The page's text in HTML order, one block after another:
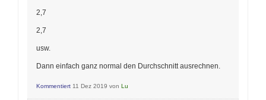
2,7
2,7
usw.
Dann einfach ganz normal den Durchschnitt ausrechnen.
Kommentiert 11 Dez 2019 von Lu